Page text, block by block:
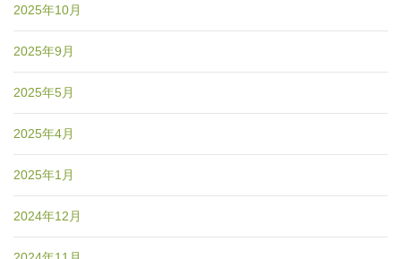
2025年10月
2025年9月
2025年5月
2025年4月
2025年1月
2024年12月